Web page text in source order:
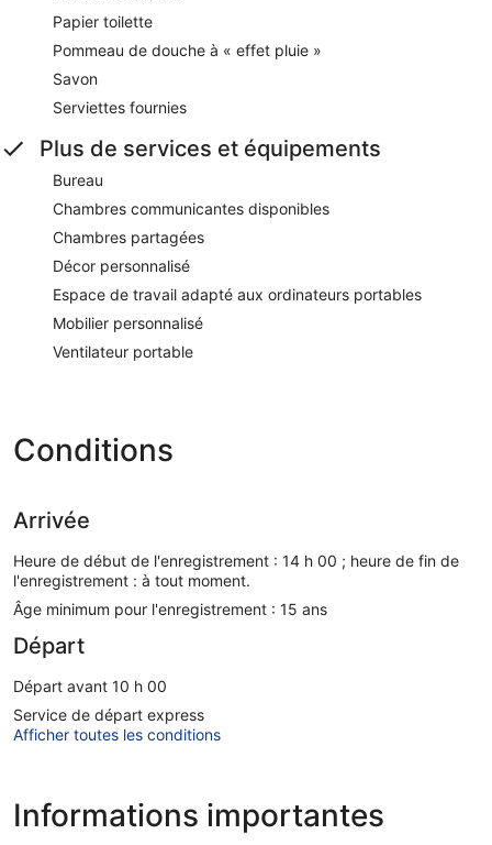
Papier toilette
Pommeau de douche à « effet pluie »
Savon
Serviettes fournies
Plus de services et équipements
Bureau
Chambres communicantes disponibles
Chambres partagées
Décor personnalisé
Espace de travail adapté aux ordinateurs portables
Mobilier personnalisé
Ventilateur portable
Conditions
Arrivée
Heure de début de l'enregistrement : 14 h 00 ; heure de fin de
l'enregistrement : à tout moment.
Âge minimum pour l'enregistrement : 15 ans
Départ
Départ avant 10 h 00
Service de départ express
Afficher toutes les conditions
Informations importantes